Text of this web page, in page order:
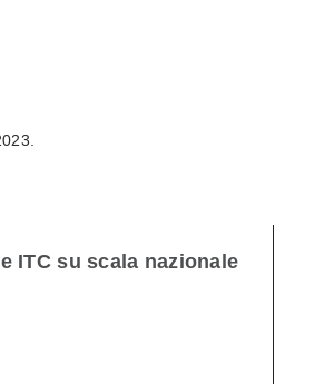
ITC su scala nazionale